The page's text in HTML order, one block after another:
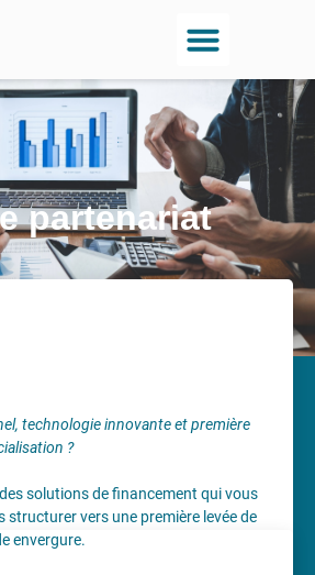
partenariat
technologie innovante et première
?
solutions de financement qui vous
structurer vers une première levée de
envergure.